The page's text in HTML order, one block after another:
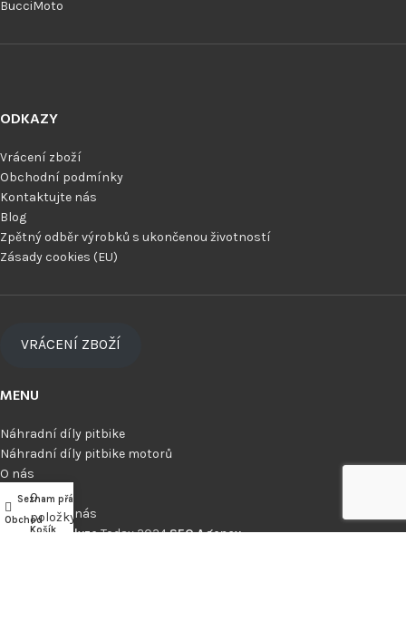
BucciMoto
ODKAZY
Vrácení zboží
Obchodní podmínky
Kontaktujte nás
Blog
Zpětný odběr výrobků s ukončenou životností
Zásady cookies (EU)
VRÁCENÍ ZBOŽÍ
MENU
Náhradní díly pitbike
Náhradní díly pitbike motorů
O nás
Dealeři
Kontaktujte nás
Made byAnalyzeToday2024SEO Agency.
Obchod
Seznam přání
0
položky
Košík